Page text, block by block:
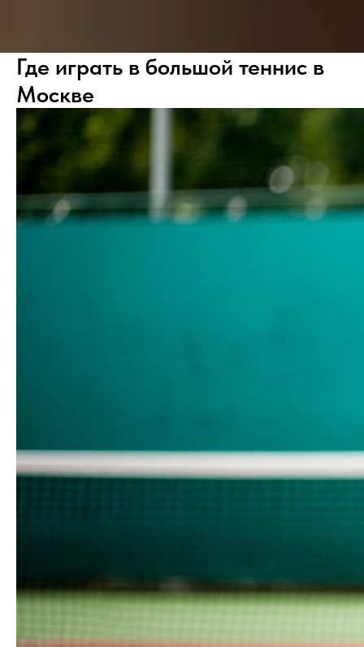
Где играть в большой теннис в
Москве